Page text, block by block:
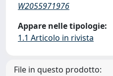
W2055971976
Appare nelle tipologie:
1.1 Articolo in rivista
File in questo prodotto: